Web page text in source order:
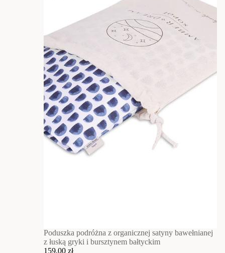
Poduszka podróżna z organicznej satyny bawełnianej
z łuską gryki i bursztynem bałtyckim
159,00 zł